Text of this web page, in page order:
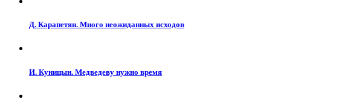
Д. Карапетян. Много неожиданных исходов
И. Куницын. Медведеву нужно время